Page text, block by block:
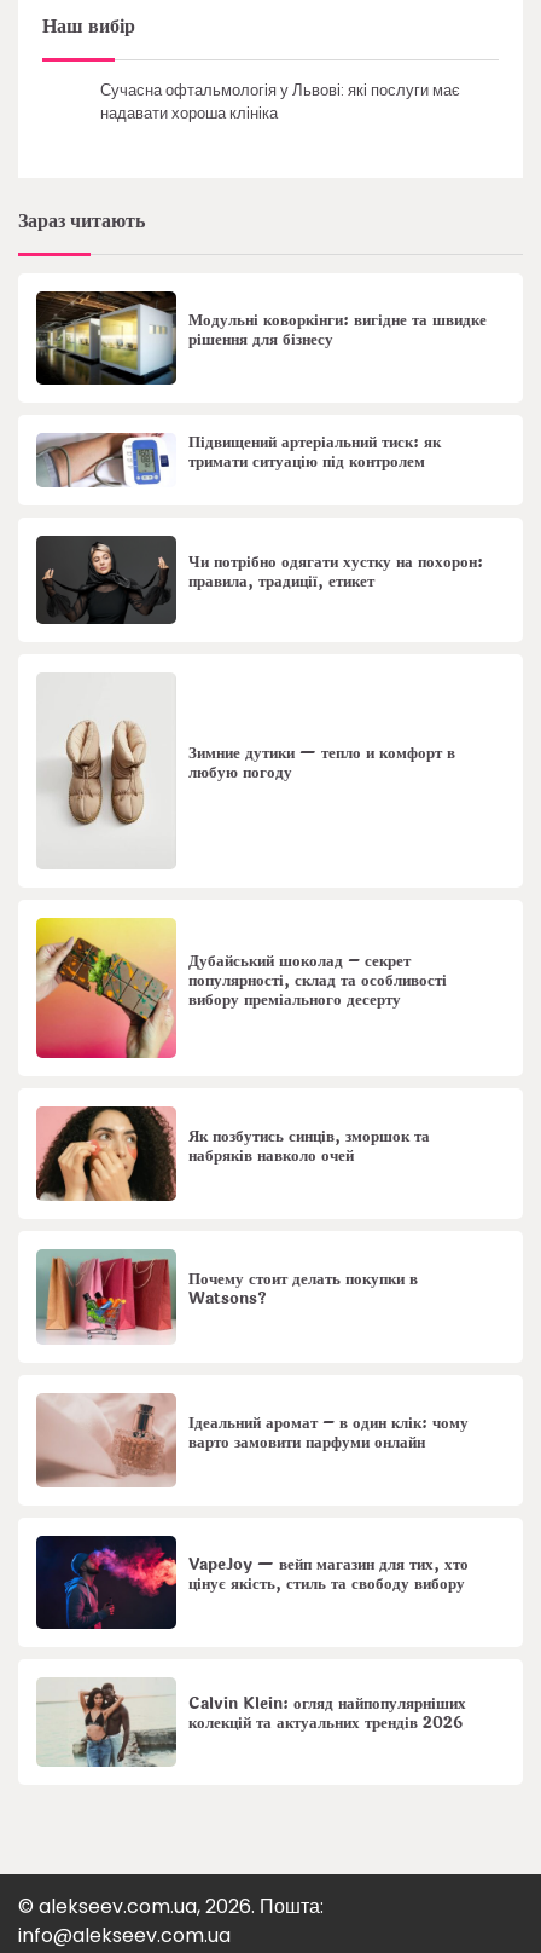
Наш вибір
Сучасна офтальмологія у Львові: які послуги має
надавати хороша клініка
Зараз читають
Модульні коворкінги: вигідне та швидке
рішення для бізнесу
Підвищений артеріальний тиск: як
тримати ситуацію під контролем
Чи потрібно одягати хустку на похорон:
правила, традиції, етикет
Зимние дутики — тепло и комфорт в
любую погоду
Дубайський шоколад – секрет
популярності, склад та особливості
вибору преміального десерту
Як позбутись синців, зморшок та
набряків навколо очей
Почему стоит делать покупки в
Watsons?
Ідеальний аромат – в один клік: чому
варто замовити парфуми онлайн
VapeJoy — вейп магазин для тих, хто
цінує якість, стиль та свободу вибору
Calvin Klein: огляд найпопулярніших
колекцій та актуальних трендів 2026
© alekseev.com.ua, 2026. Пошта:
info@alekseev.com.ua